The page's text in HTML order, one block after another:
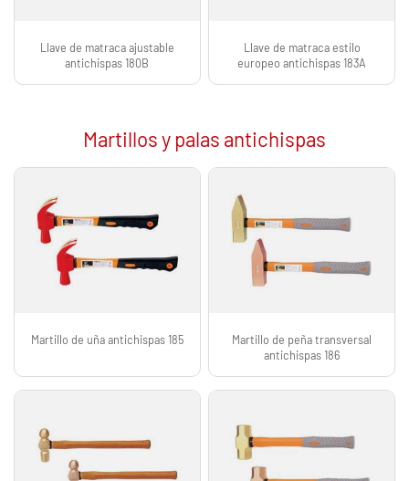
Llave de matraca ajustable
antichispas 180B
Llave de matraca estilo
europeo antichispas 183A
Martillos y palas antichispas
Martillo de uña antichispas 185
Martillo de peña transversal
antichispas 186